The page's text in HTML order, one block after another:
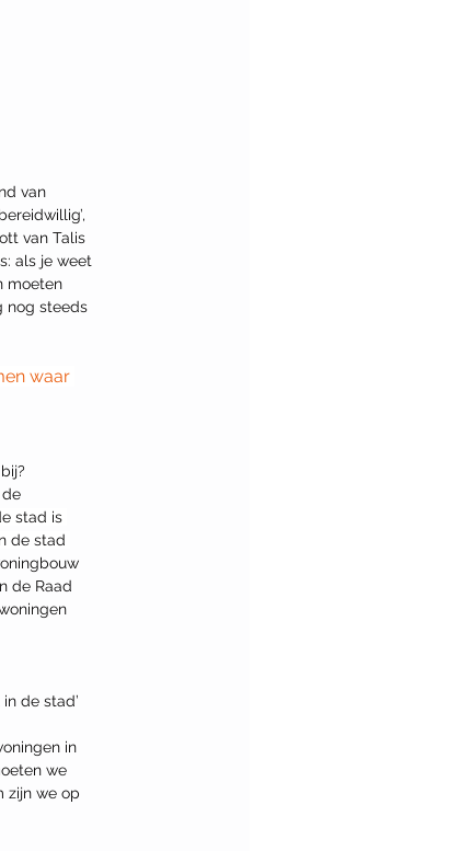
van
van Talis
als je weet
moeten
nog steeds
waar
stad is
de stad
de Raad
in
we
zijn we op